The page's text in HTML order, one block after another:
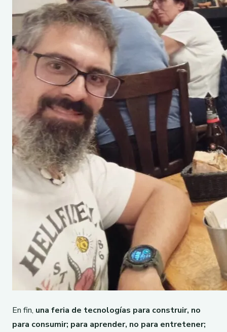
En fin, una feria de tecnologías para construir, no
para consumir; para aprender, no para entretener;